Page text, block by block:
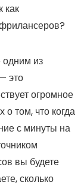
как
одним из
это
огромное
о том, что когда
с минуты на
вы будете
сколько